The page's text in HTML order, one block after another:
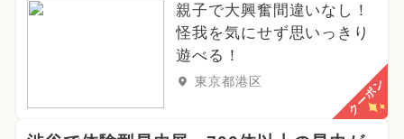
親子で大興奮間違いなし！
怪我を気にせず思いっきり
遊べる！
東京都港区 クーポン